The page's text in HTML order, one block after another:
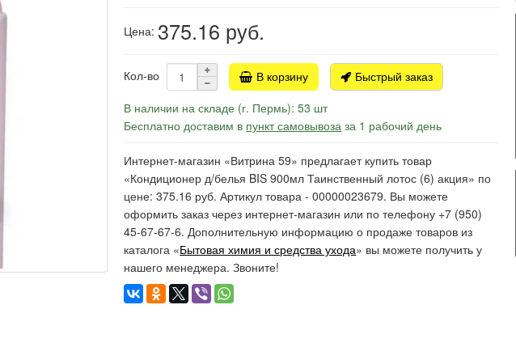
Цена: 375.16 руб.
Кол-во В корзину
Быстрый заказ
В наличии на складе (г. Пермь): 53 шт
Бесплатно доставим в пункт самовывоза за 1 рабочий день
Интернет-магазин «Витрина 59» предлагает купить товар
«Кондиционер д/белья BIS 900мл Таинственный лотос (6) акция» по
цене: 375.16 руб. Артикул товара - 00000023679. Вы можете
оформить заказ через интернет-магазин или по телефону +7 (950)
45-67-67-6. Дополнительную информацию о продаже товаров из
каталога «Бытовая химия и средства ухода» вы можете получить у
нашего менеджера. Звоните!